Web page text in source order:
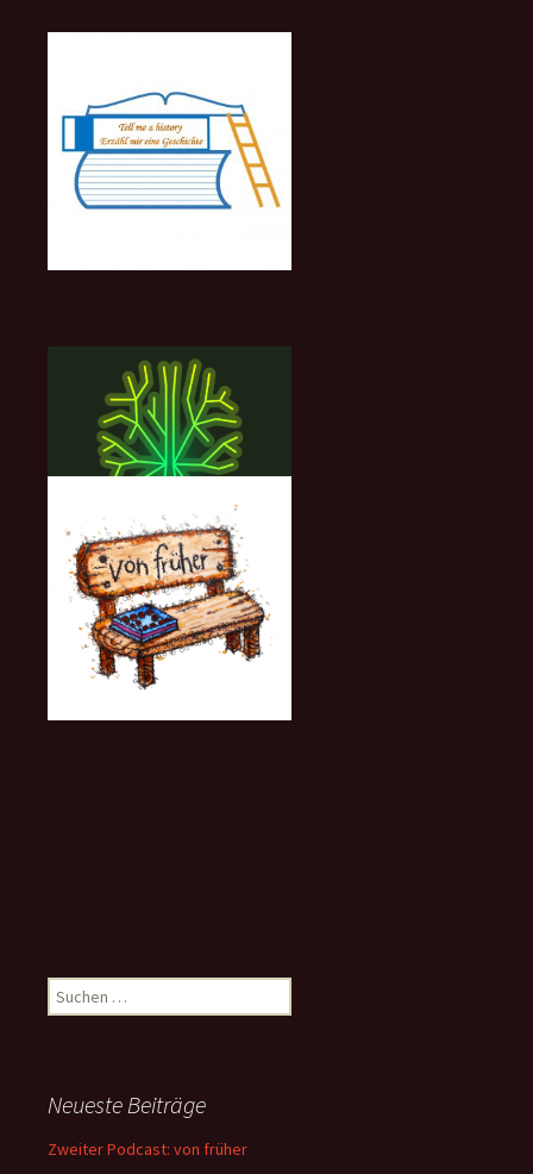
Suchen
nach:
Neueste Beiträge
Zweiter Podcast: von früher